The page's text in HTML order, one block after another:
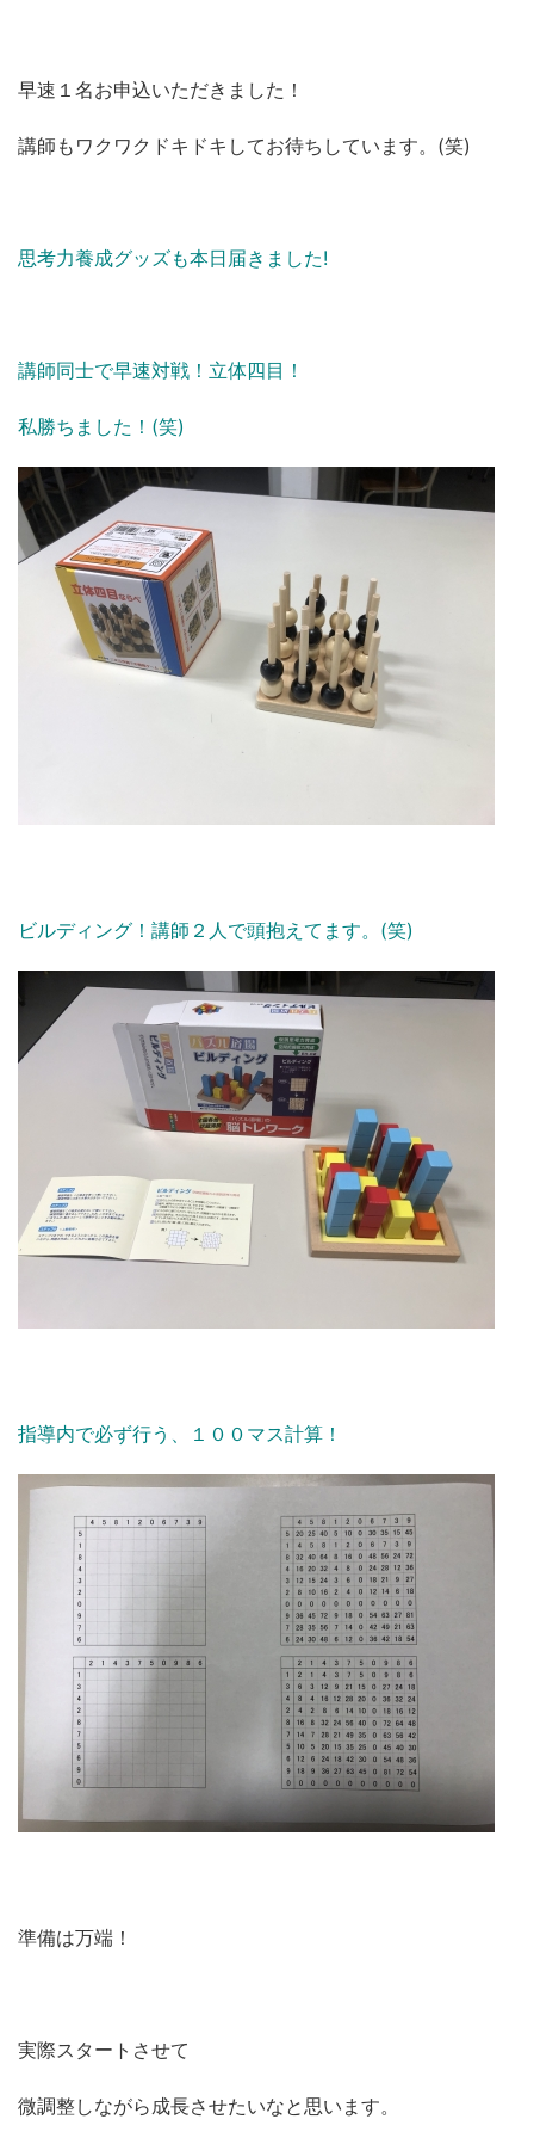
早速１名お申込いただきました！
講師もワクワクドキドキしてお待ちしています。(笑)
思考力養成グッズも本日届きました!
講師同士で早速対戦！立体四目！
私勝ちました！(笑)
ビルディング！講師２人で頭抱えてます。(笑)
指導内で必ず行う、１００マス計算！
準備は万端！
実際スタートさせて
微調整しながら成長させたいなと思います。